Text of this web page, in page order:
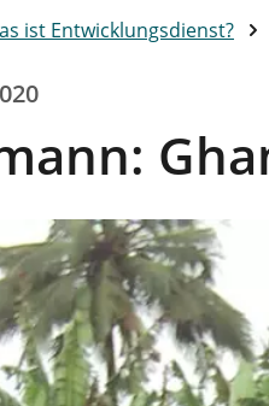
ist Entwicklungsdienst?